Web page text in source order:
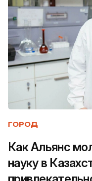
ГОРОД
Как Альянс
науку в